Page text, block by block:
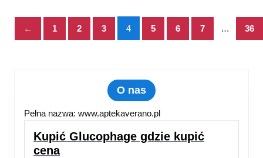
← 1 2 3 4 5 6 7 … 36
O nas
Pełna nazwa: www.aptekaverano.pl
Kupić Glucophage gdzie kupić
cena